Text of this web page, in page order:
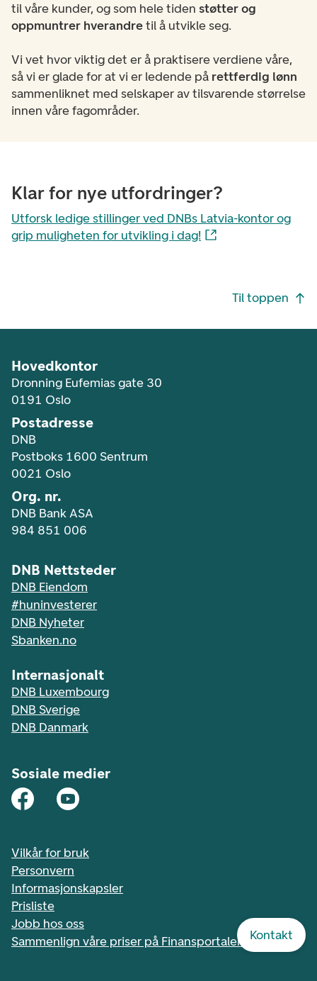
Kontakt
til våre kunder, og som hele tiden støtter og
oppmuntrer hverandretil å utvikle seg.
Vi vet hvor viktig det er å praktisere verdiene våre,
så vi er glade for at vi er ledende på rettferdig lønn
sammenliknet med selskaper av tilsvarende størrelse
innen våre fagområder.
Klar for nye utfordringer?
Utforsk ledige stillinger ved DNBs Latvia-kontor og
grip muligheten for utvikling i dag!
Til toppen
Hovedkontor
Dronning Eufemias gate 30
0191 Oslo
Postadresse
DNB
Postboks 1600 Sentrum
0021 Oslo
Org. nr.
DNB Bank ASA
984 851 006
DNB Nettsteder
DNB Eiendom
#huninvesterer
DNB Nyheter
Sbanken.no
Internasjonalt
DNB Luxembourg
DNB Sverige
DNB Danmark
Sosiale medier
Vilkår for bruk
Personvern
Informasjonskapsler
Prisliste
Jobb hos oss
Sammenlign våre priser på Finansportalen.no